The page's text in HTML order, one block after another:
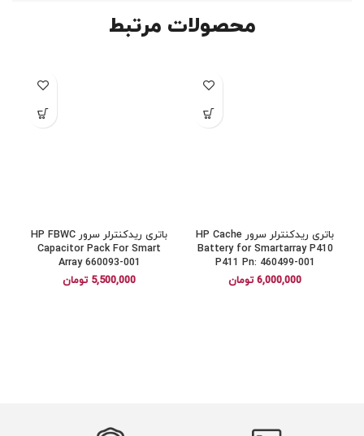
محصولات مرتبط
باتری ریدکنترلر سرور HP Cache
Battery for Smartarray P410
P411 Pn: 460499-001
6,000,000 تومان
باتری ریدکنترلر سرور HP FBWC
Capacitor Pack For Smart
Array 660093-001
5,500,000 تومان